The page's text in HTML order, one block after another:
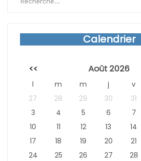
Calendrier
<< Août 2026
l m m j v
27
28 29 30 31
3
4 5 6 7
10
11 12 13 14
17
18 19 20 21
24
25 26 27 28